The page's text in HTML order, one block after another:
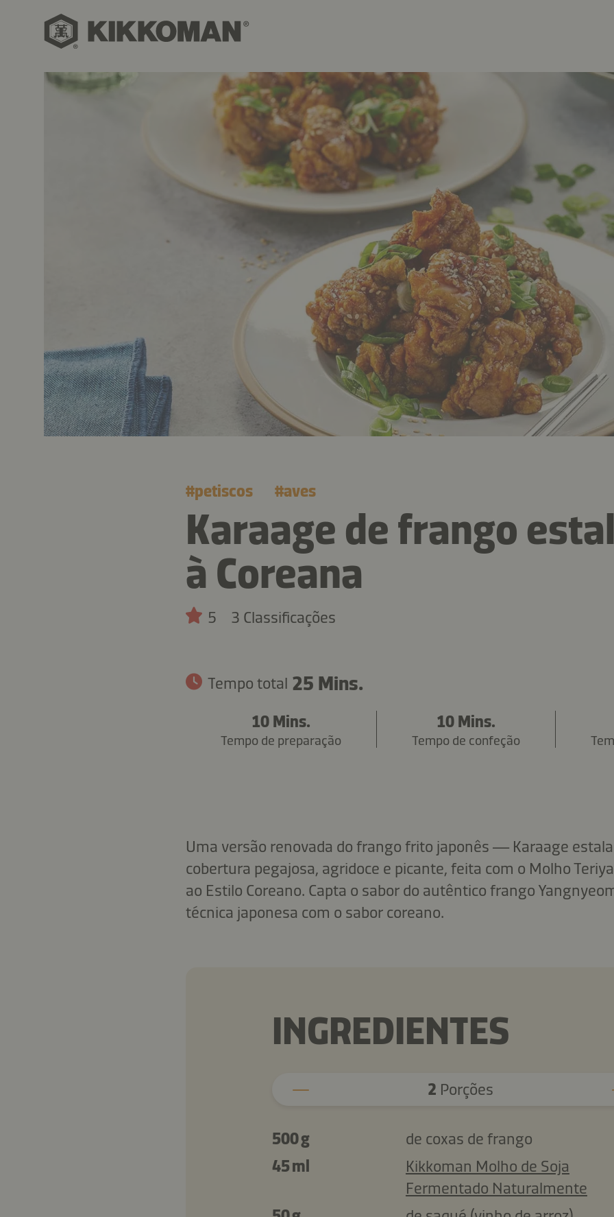
#petiscos #aves
Karaage de frango
à Coreana
5 3 Classificações
Tempo total 25 Mins.
10 Mins.
Tempo de preparação
10 Mins.
Tempo de confeção
Uma versão renovada do frango frito japonês — Karaage
cobertura pegajosa, agridoce e picante, feita com o Molho
ao Estilo Coreano. Capta o sabor do autêntico frango
técnica japonesa com o sabor coreano.
INGREDIENTES
2 Porções
500 g
de coxas de frango
45 ml
Kikkoman Molho de Soja
Fermentado Naturalmente